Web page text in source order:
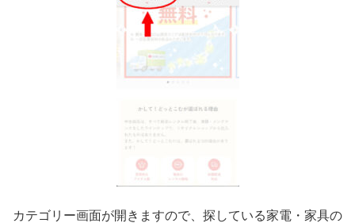
カテゴリー画面が開きますので、探している家電・家具の